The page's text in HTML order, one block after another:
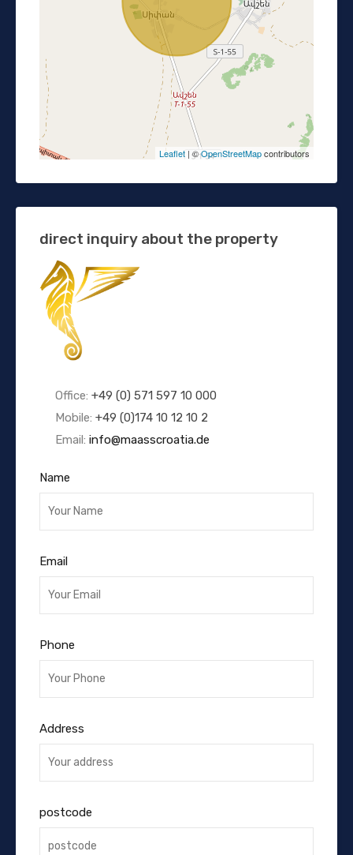
Leaflet | ©OpenStreetMapcontributors
direct inquiry about the property
Office: +49 (0) 571 597 10 000
Mobile: +49 (0)174 10 12 10 2
Email: info@maasscroatia.de
Name
Email
Phone
Address
postcode